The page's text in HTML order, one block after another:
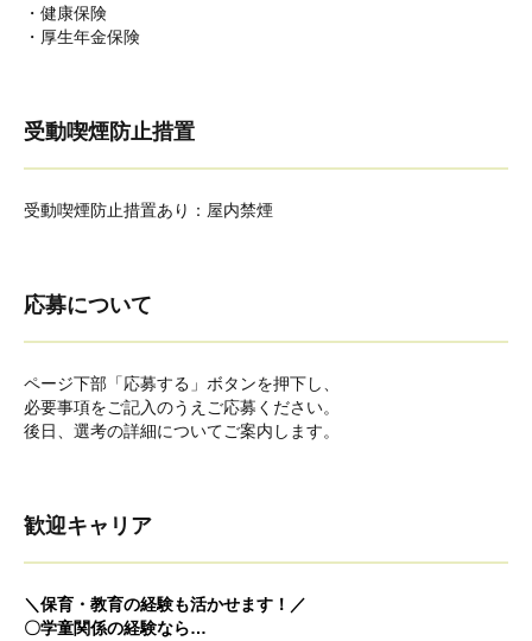
・健康保険
・厚生年金保険
受動喫煙防止措置
受動喫煙防止措置あり：屋内禁煙
応募について
ページ下部「応募する」ボタンを押下し、
必要事項をご記入のうえご応募ください。
後日、選考の詳細についてご案内します。
歓迎キャリア
＼保育・教育の経験も活かせます！／
〇学童関係の経験なら…